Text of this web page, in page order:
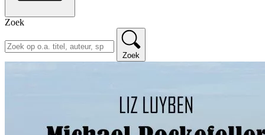
Zoek
Zoek